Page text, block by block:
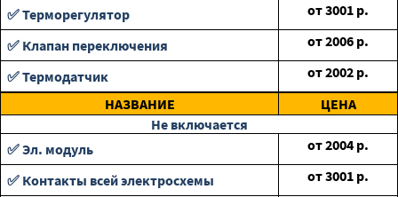
✅ Терморегулятор
от3001 р.
✅ Клапан переключения
от2006 р.
✅ Термодатчик
от2002 р.
НАЗВАНИЕ
ЦЕНА
Не включается
✅ Эл. модуль
от2004 р.
✅ Контакты всей электросхемы
от3001 р.